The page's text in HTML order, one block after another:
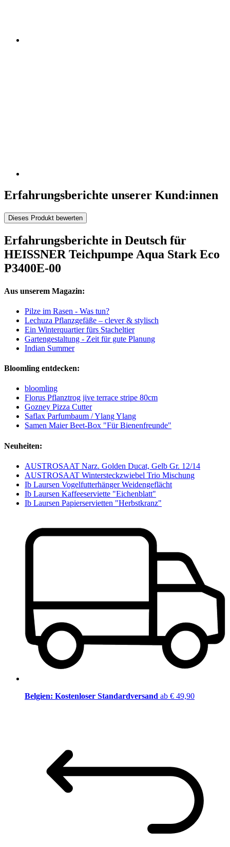
Erfahrungsberichte unserer Kund:innen
Dieses Produkt bewerten
Erfahrungsberichte in Deutsch für
HEISSNER Teichpumpe Aqua Stark Eco
P3400E-00
Aus unserem Magazin:
Pilze im Rasen - Was tun?
Lechuza Pflanzgefäße – clever & stylisch
Ein Winterquartier fürs Stacheltier
Gartengestaltung - Zeit für gute Planung
Indian Summer
Bloomling entdecken:
bloomling
Florus Pflanztrog jive terrace stripe 80cm
Gozney Pizza Cutter
Saflax Parfumbaum / Ylang Ylang
Samen Maier Beet-Box "Für Bienenfreunde"
Neuheiten:
AUSTROSAAT Narz. Golden Ducat, Gelb Gr. 12/14
AUSTROSAAT Wintersteckzwiebel Trio Mischung
Ib Laursen Vogelfutterhänger Weidengeflächt
Ib Laursen Kaffeeserviette "Eichenblatt"
Ib Laursen Papierservietten "Herbstkranz"
Belgien: Kostenloser Standardversand ab € 49,90